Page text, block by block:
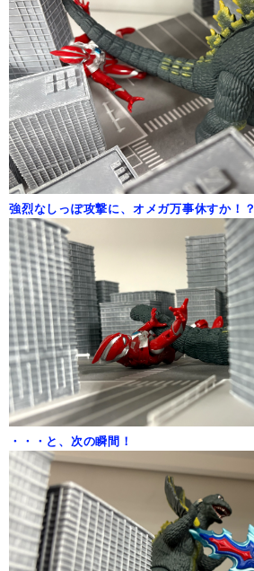
強烈なしっぽ攻撃に、オメガ万事休すか！？
・・・と、次の瞬間！